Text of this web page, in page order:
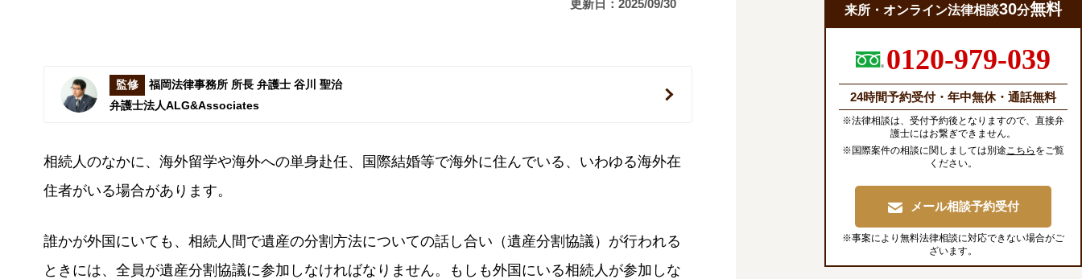
更新日：2025/09/30
監修
福岡法律事務所 所長 弁護士 谷川 聖治
弁護士法人ALG&Associates
相続人のなかに、海外留学や海外への単身赴任、国際結婚等で海外に住んでいる、いわゆる海外在
住者がいる場合があります。
誰かが外国にいても、相続人間で遺産の分割方法についての話し合い（遺産分割協議）が行われる
ときには、全員が遺産分割協議に参加しなければなりません。もしも外国にいる相続人が参加しな
来所・オンライン法律相談30分無料
0120-979-039
24時間予約受付・年中無休・通話無料
※法律相談は、受付予約後となりますので、直接弁
護士にはお繋ぎできません。
※国際案件の相談に関しましては別途こちら をご覧
ください。
メール相談予約受付
※事案により無料法律相談に対応できない場合がご
ざいます。